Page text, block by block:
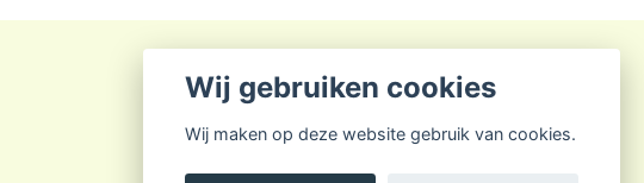
Wij gebruiken cookies
Wij maken op deze website gebruik van cookies.